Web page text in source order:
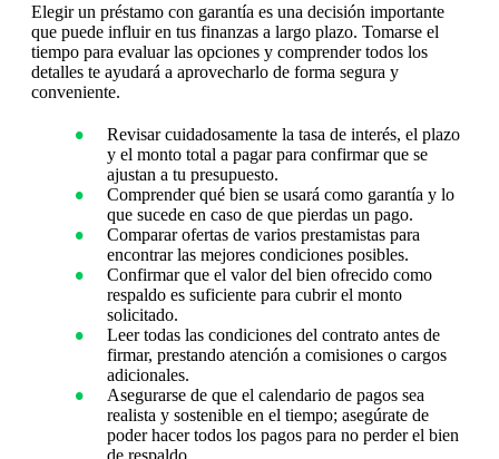
Elegir un préstamo con garantía es una decisión importante
que puede influir en tus finanzas a largo plazo. Tomarse el
tiempo para evaluar las opciones y comprender todos los
detalles te ayudará a aprovecharlo de forma segura y
conveniente.
Revisar cuidadosamente la tasa de interés, el plazo
y el monto total a pagar para confirmar que se
ajustan a tu presupuesto.
Comprender qué bien se usará como garantía y lo
que sucede en caso de que pierdas un pago.
Comparar ofertas de varios prestamistas para
encontrar las mejores condiciones posibles.
Confirmar que el valor del bien ofrecido como
respaldo es suficiente para cubrir el monto
solicitado.
Leer todas las condiciones del contrato antes de
firmar, prestando atención a comisiones o cargos
adicionales.
Asegurarse de que el calendario de pagos sea
realista y sostenible en el tiempo; asegúrate de
poder hacer todos los pagos para no perder el bien